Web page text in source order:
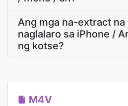
Ang mga na-extract na
naglalaro sa iPhone /
ng kotse?
M4V